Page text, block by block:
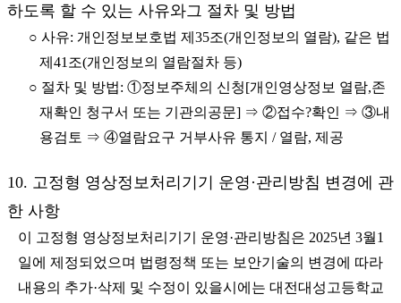
하도록 할 수 있는 사유와그 절차 및 방법
○ 사유: 개인정보보호법 제35조(개인정보의 열람), 같은 법
제41조(개인정보의 열람절차 등)
○ 절차 및 방법: ①정보주체의 신청[개인영상정보 열람,존
재확인 청구서 또는 기관의공문] ⇒ ②접수?확인 ⇒ ③내
용검토 ⇒ ④열람요구 거부사유 통지 / 열람, 제공
10. 고정형 영상정보처리기기 운영·관리방침 변경에 관
한 사항
이 고정형 영상정보처리기기 운영·관리방침은 2025년 3월1
일에 제정되었으며 법령정책 또는 보안기술의 변경에 따라
내용의 추가·삭제 및 수정이 있을시에는 대전대성고등학교